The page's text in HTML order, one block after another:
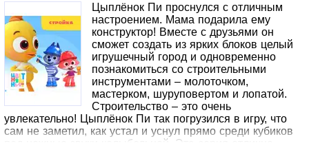
Цыплёнок Пи проснулся с отличным
настроением. Мама подарила ему
конструктор! Вместе с друзьями он
сможет создать из ярких блоков целый
игрушечный город и одновременно
познакомиться со строительными
инструментами – молоточком,
мастерком, шуруповертом и лопатой.
Строительство – это очень
увлекательно! Цыплёнок Пи так погрузился в игру, что
сам не заметил, как устал и уснул прямо среди кубиков
под нежные звуки колыбельной. Эта серия отлично